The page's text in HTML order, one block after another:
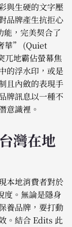
與生硬的文字壓
品牌產生抗拒心
能，完美契合了
華” (Quiet
兀地霸佔螢幕焦
的浮水印，或是
且內斂的表現手
牌訊息以一種不
意識裡。
灣在地
本地消費者對於
。無論是隱身
養品牌，要打動
。結合 Edits 此